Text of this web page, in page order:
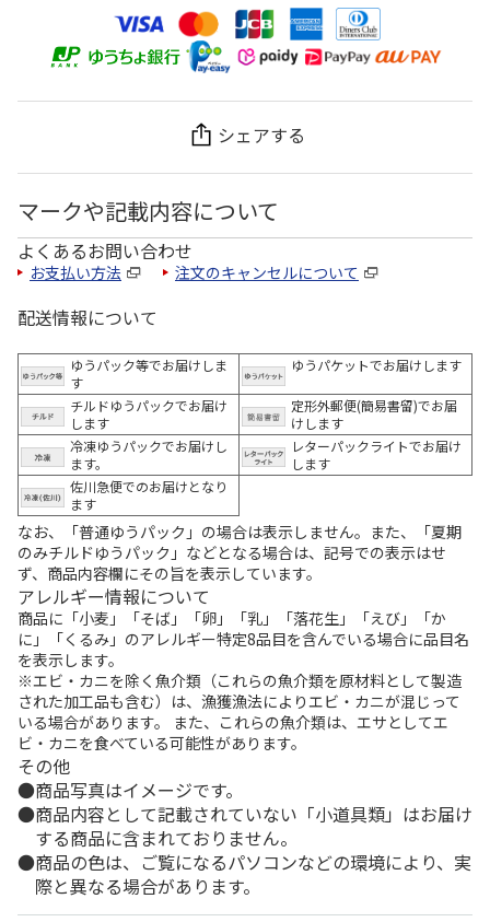
シェアする
マークや記載内容について
よくあるお問い合わせ
お支払い方法 注文のキャンセルについて
配送情報について
ゆうパック等でお届けしま
す
ゆうパケットでお届けします
チルドゆうパックでお届け
します
定形外郵便(簡易書留)でお届
けします
冷凍ゆうパックでお届けし
ます。
レターパックライトでお届け
します
佐川急便でのお届けとなり
ます
なお、「普通ゆうパック」の場合は表示しません。また、「夏期
のみチルドゆうパック」などとなる場合は、記号での表示はせ
ず、商品内容欄にその旨を表示しています。
アレルギー情報について
商品に「小麦」「そば」「卵」「乳」「落花生」「えび」「か
に」「くるみ」のアレルギー特定8品目を含んでいる場合に品目名
を表示します。
※エビ・カニを除く魚介類（これらの魚介類を原材料として製造
された加工品も含む）は、漁獲漁法によりエビ・カニが混じって
いる場合があります。 また、これらの魚介類は、エサとしてエ
ビ・カニを食べている可能性があります。
その他
商品写真はイメージです。
商品内容として記載されていない「小道具類」はお届け
する商品に含まれておりません。
商品の色は、ご覧になるパソコンなどの環境により、実
際と異なる場合があります。